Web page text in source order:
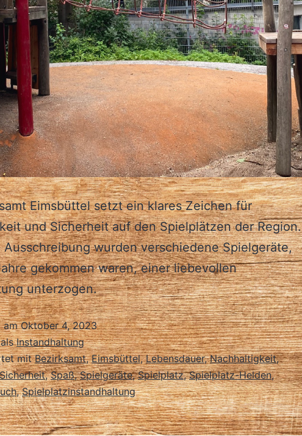
Eimsbüttel setzt ein klares Zeichen für
und Sicherheit auf den Spielplätzen der Region.
Ausschreibung wurden verschiedene Spielgeräte,
gekommen waren, einer liebevollen
unterzogen.
amOktober 4, 2023
alsInstandhaltung
mitBezirksamt,Eimsbüttel,Lebensdauer,Nachhaltigkeit,
Sicherheit,Spaß,Spielgeräte,Spielplatz,Spielplatz-Helden,
,Spielplatzinstandhaltung